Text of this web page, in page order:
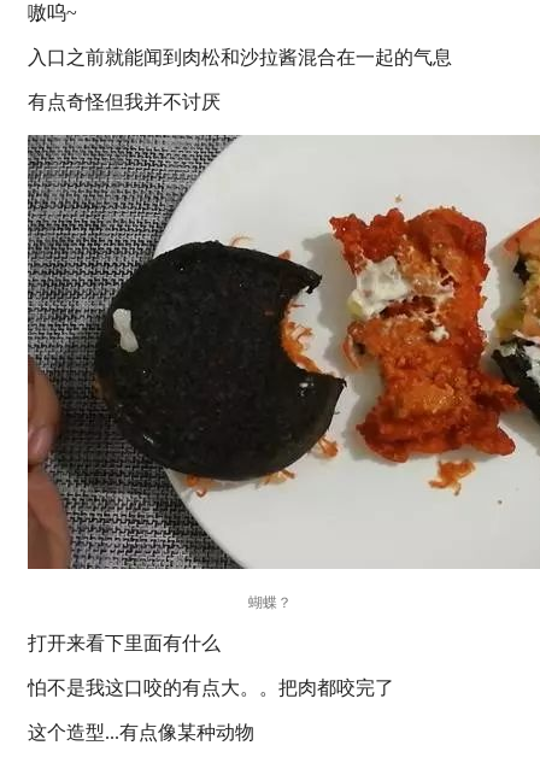
嗷呜~
入口之前就能闻到肉松和沙拉酱混合在一起的气息
有点奇怪但我并不讨厌
蝴蝶？
打开来看下里面有什么
怕不是我这口咬的有点大。。把肉都咬完了
这个造型...有点像某种动物